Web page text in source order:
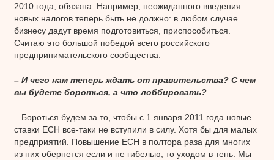
2010 года, обязана. Например, неожиданного введения
новых налогов теперь быть не должно: в любом случае
бизнесу дадут время подготовиться, приспособиться.
Считаю это большой победой всего российского
предпринимательского сообщества.
– И чего нам теперь ждать от правительства? С чем
вы будете бороться, а что лоббировать?
– Бороться будем за то, чтобы с 1 января 2011 года новые
ставки ЕСН все-таки не вступили в силу. Хотя бы для малых
предприятий. Повышение ЕСН в полтора раза для многих
из них обернется если и не гибелью, то уходом в тень. Мы